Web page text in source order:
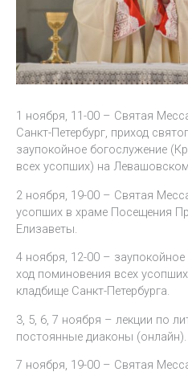
1 ноября, 11-00 – Святая
Санкт-Петербург, приход
заупокойное богослужение
всех усопших) на
2 ноября, 19-00 – Святая
усопших в храме Посещения
Елизаветы.
4 ноября, 12-00 –
ход поминовения всех
кладбище Санкт-Петербурга.
3, 5, 6, 7 ноября – лекции по
постоянные диаконы (онлайн).
7 ноября, 19-00 – Святая